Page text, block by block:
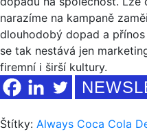
narazíme na kampaně
dlouhodobý dopad a
se tak nestává jen
firemní i širší kultury.
Štítky: Always Coca Cola